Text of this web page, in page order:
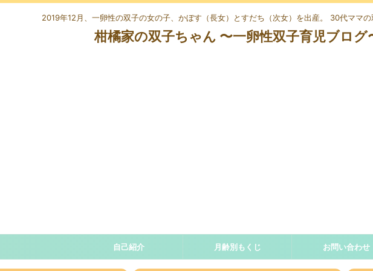
2019年12月、一卵性の双子の女の子、かぼす（長女）とすだち（次女）を出産。 30代ママの
柑橘家の双子ちゃん 〜一卵性双子育児ブログ
自己紹介 月齢別もくじ お問い合わせ